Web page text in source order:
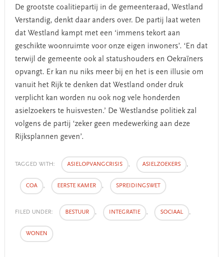
De grootste coalitiepartij in de gemeenteraad, Westland
Verstandig, denkt daar anders over. De partij laat weten
dat Westland kampt met een ‘immens tekort aan
geschikte woonruimte voor onze eigen inwoners’. ‘En dat
terwijl de gemeente ook al statushouders en Oekraïners
opvangt. Er kan nu niks meer bij en het is een illusie om
vanuit het Rijk te denken dat Westland onder druk
verplicht kan worden nu ook nog vele honderden
asielzoekers te huisvesten.’ De Westlandse politiek zal
volgens de partij ‘zeker geen medewerking aan deze
Rijksplannen geven’.
TAGGED WITH: ASIELOPVANGCRISIS , ASIELZOEKERS ,
COA , EERSTE KAMER , SPREIDINGSWET
FILED UNDER: BESTUUR , INTEGRATIE , SOCIAAL ,
WONEN